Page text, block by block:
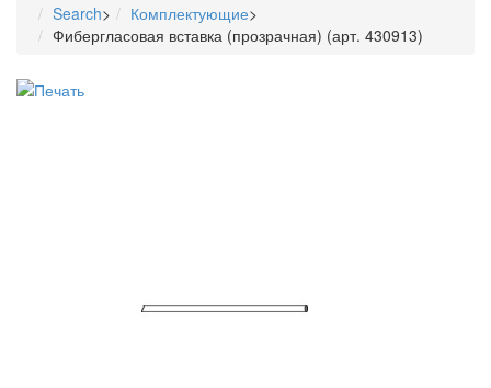
Search> Комплектующие>
Фибергласовая вставка (прозрачная) (арт. 430913)